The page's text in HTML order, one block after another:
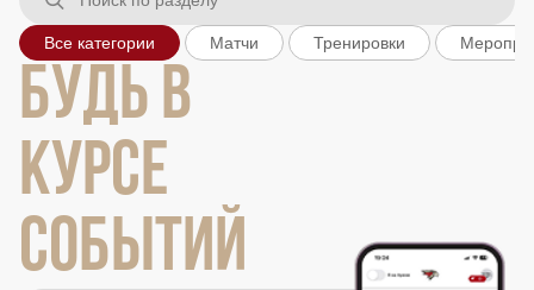
Все категории Матчи Тренировки
БУДЬ В
КУРСЕ
СОБЫТИЙ